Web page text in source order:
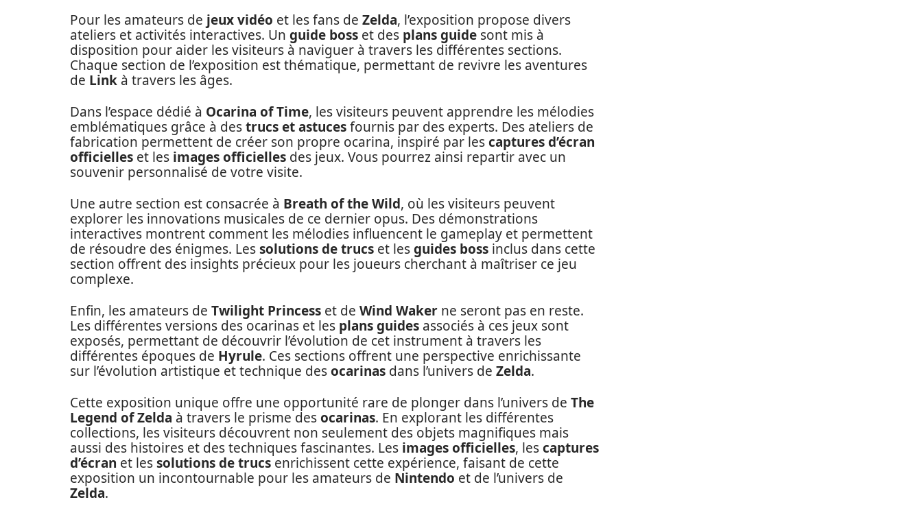
Pour les amateurs de jeux vidéo et les fans de Zelda, l’exposition propose divers
ateliers et activités interactives. Un guide boss et des plans guide sont mis à
disposition pour aider les visiteurs à naviguer à travers les différentes sections.
Chaque section de l’exposition est thématique, permettant de revivre les aventures
de Link à travers les âges.
Dans l’espace dédié à Ocarina of Time, les visiteurs peuvent apprendre les mélodies
emblématiques grâce à destrucs et astucesfournis par des experts. Des ateliers de
fabrication permettent de créer son propre ocarina, inspiré par lescaptures d’écran
officielles et les images officielles des jeux. Vous pourrez ainsi repartir avec un
souvenir personnalisé de votre visite.
Une autre section est consacrée à Breath of the Wild, où les visiteurs peuvent
explorer les innovations musicales de ce dernier opus. Des démonstrations
interactives montrent comment les mélodies influencent le gameplay et permettent
de résoudre des énigmes. Lessolutions de trucs et lesguides boss inclus dans cette
section offrent des insights précieux pour les joueurs cherchant à maîtriser ce jeu
complexe.
Enfin, les amateurs de Twilight Princess et de Wind Waker ne seront pas en reste.
Les différentes versions des ocarinas et les plans guides associés à ces jeux sont
exposés, permettant de découvrir l’évolution de cet instrument à travers les
différentes époques de Hyrule. Ces sections offrent une perspective enrichissante
sur l’évolution artistique et technique desocarinas dans l’univers de Zelda.
Cette exposition unique offre une opportunité rare de plonger dans l’univers de The
Legend of Zelda à travers le prisme desocarinas. En explorant les différentes
collections, les visiteurs découvrent non seulement des objets magnifiques mais
aussi des histoires et des techniques fascinantes. Les images officielles, lescaptures
d’écran et lessolutions de trucs enrichissent cette expérience, faisant de cette
exposition un incontournable pour les amateurs de Nintendo et de l’univers de
Zelda.